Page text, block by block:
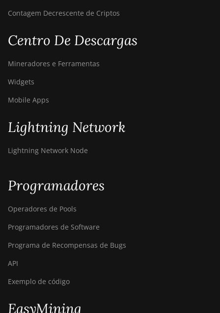
Contagem Decrescente de Criptos
Centro De Descargas
Mineradores e Ferramentas
Widgets
Mobile Apps
Lightning Network
Lightning Network Node
Programadores
Operadores de Pools
Programadores de Software
Programa de Recompensas de Bugs
API
Exemplo de código
EasyMining